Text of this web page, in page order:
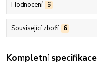
Hodnocení 6
Související zboží 6
Kompletní specifikace